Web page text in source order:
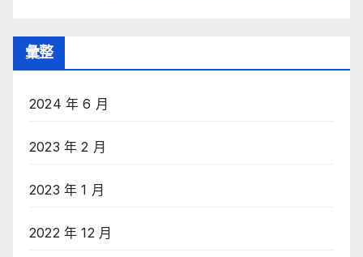
彙整
2024 年 6 月
2023 年 2 月
2023 年 1 月
2022 年 12 月